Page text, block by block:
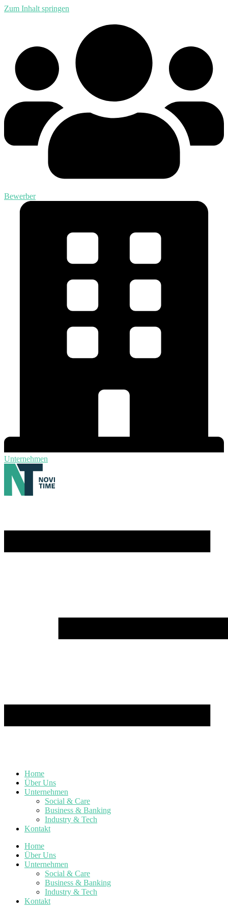
Zum Inhalt springen
Bewerber
Unternehmen
Home
Über Uns
Unternehmen
Social & Care
Business & Banking
Industry & Tech
Kontakt
Home
Über Uns
Unternehmen
Social & Care
Business & Banking
Industry & Tech
Kontakt